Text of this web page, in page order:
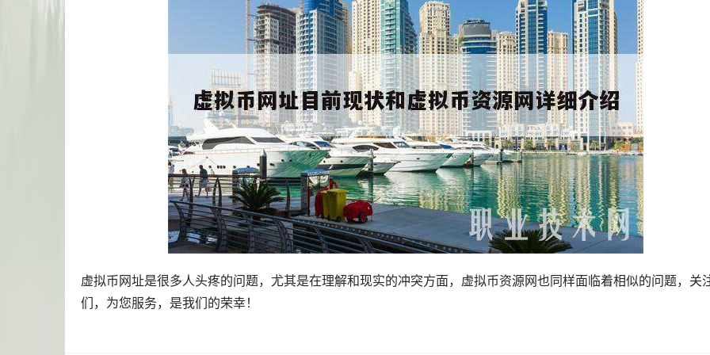
虚拟币网址是很多人头疼的问题，尤其是在理解和现实的冲突方面，虚拟币资源网也同样面临着相似的问题，关
们，为您服务，是我们的荣幸！